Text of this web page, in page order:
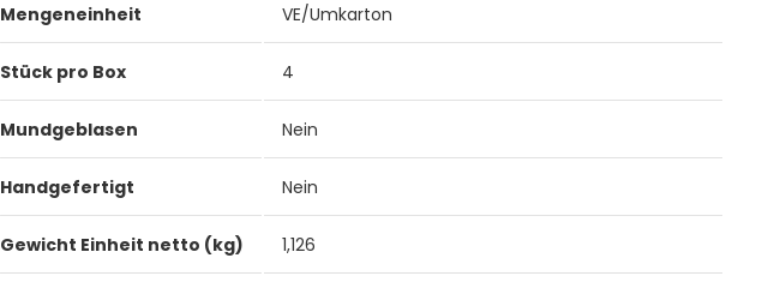
Mengeneinheit VE/Umkarton
Stück pro Box 4
Mundgeblasen Nein
Handgefertigt Nein
Gewicht Einheit netto (kg) 1,126